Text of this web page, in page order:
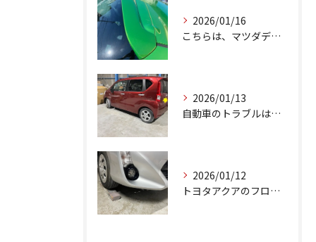
2026/01/16
こちらは、マツダデミオのゲートのルーフスポイラーで、経年劣化...
2026/01/13
自動車のトラブルは、日常生活において避けられない出来事の一つ...
2026/01/12
トヨタアクアのフロントバンパーの右下側を縁石にぶつけてできた...